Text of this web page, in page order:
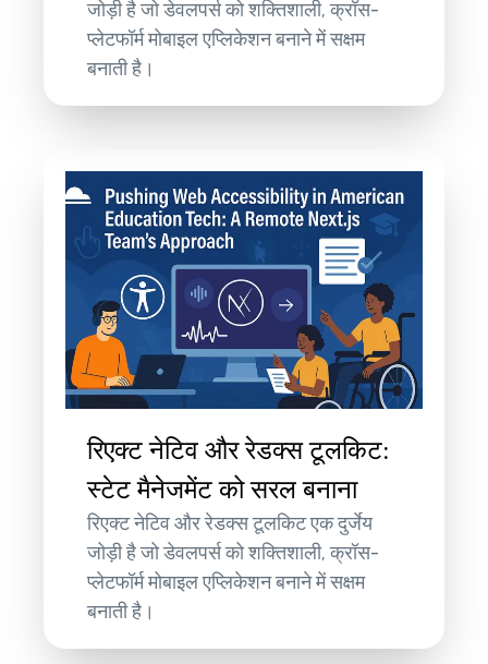
जोड़ी है जो डेवलपर्स को शक्तिशाली, क्रॉस-
प्लेटफॉर्म मोबाइल एप्लिकेशन बनाने में सक्षम
बनाती है।
रिएक्ट नेटिव और रेडक्स टूलकिट:
स्टेट मैनेजमेंट को सरल बनाना
रिएक्ट नेटिव और रेडक्स टूलकिट एक दुर्जेय
जोड़ी है जो डेवलपर्स को शक्तिशाली, क्रॉस-
प्लेटफॉर्म मोबाइल एप्लिकेशन बनाने में सक्षम
बनाती है।